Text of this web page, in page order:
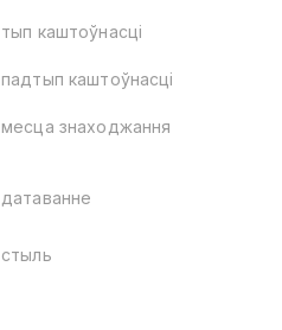
тып каштоўнасці
падтып каштоўнасці
месца знаходжання
датаванне
стыль